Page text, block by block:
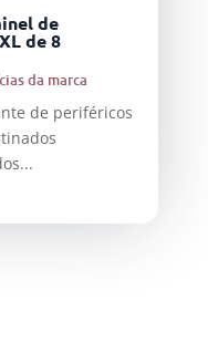
de
de 8
da marca
de periféricos